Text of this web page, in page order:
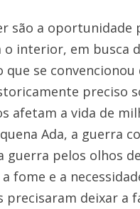
são a oportunidade
interior, em busca
se convencionou
preciso
afetam a vida de
Ada, a guerra
pelos olhos
fome e a
deixar a